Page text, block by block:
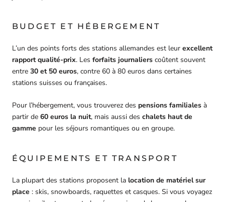
BUDGET ET HÉBERGEMENT
L’un des points forts des stations allemandes est leur excellent
rapport qualité-prix. Les forfaits journaliers coûtent souvent
entre 30 et 50 euros, contre 60 à 80 euros dans certaines
stations suisses ou françaises.
Pour l’hébergement, vous trouverez des pensions familiales à
partir de 60 euros la nuit, mais aussi des chalets haut de
gamme pour les séjours romantiques ou en groupe.
ÉQUIPEMENTS ET TRANSPORT
La plupart des stations proposent la location de matériel sur
place : skis, snowboards, raquettes et casques. Si vous voyagez